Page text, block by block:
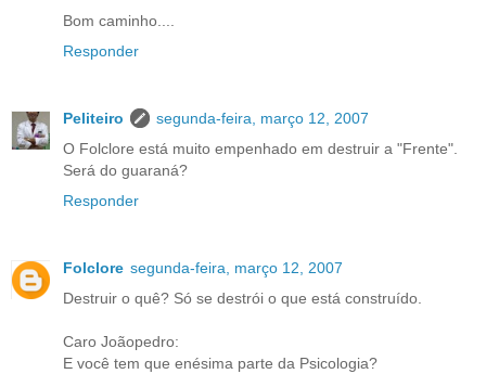
Bom caminho....
Responder
Peliteiro
segunda-feira, março 12, 2007
O Folclore está muito empenhado em destruir a "Frente".
Será do guaraná?
Responder
Folclore segunda-feira, março 12, 2007
Destruir o quê? Só se destrói o que está construído.
Caro Joãopedro:
E você tem que enésima parte da Psicologia?